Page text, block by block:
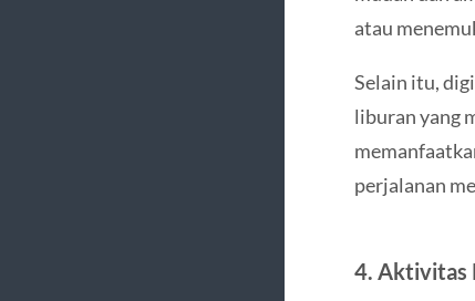
atau
Selain itu,
liburan yang
perjalanan
4. Aktivitas